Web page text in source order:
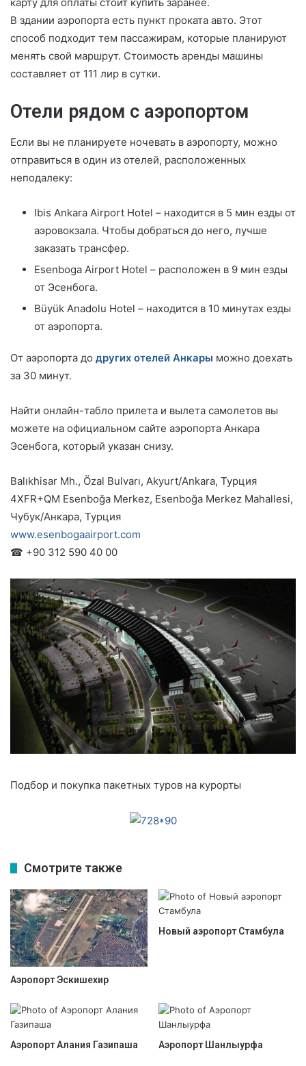
В здании аэропорта есть пункт проката авто. Этот
способ подходит тем пассажирам, которые планируют
менять свой маршрут. Стоимость аренды машины
составляет от 111 лир в сутки.
Отели рядом с аэропортом
Если вы не планируете ночевать в аэропорту, можно
отправиться в один из отелей, расположенных
неподалеку:
Ibis Ankara Airport Hotel – находится в 5 мин езды от
аэровокзала. Чтобы добраться до него, лучше
заказать трансфер.
Esenboga Airport Hotel – расположен в 9 мин езды
от Эсенбога.
Büyük Anadolu Hotel – находится в 10 минутах езды
от аэропорта.
От аэропорта до других отелей Анкары можно доехать
за 30 минут.
Найти онлайн-табло прилета и вылета самолетов вы
можете на официальном сайте аэропорта Анкара
Эсенбога, который указан снизу.
Balıkhisar Mh., Özal Bulvarı, Akyurt/Ankara, Турция
4XFR+QM Esenboğa Merkez, Esenboğa Merkez Mahallesi,
Чубук/Анкара, Турция
www.esenbogaairport.com
☎ +90 312 590 40 00
Подбор и покупка пакетных туров на курорты
Смотрите также
Аэропорт Эскишехир
Новый аэропорт Стамбула
Аэропорт Алания Газипаша Аэропорт Шанлыурфа